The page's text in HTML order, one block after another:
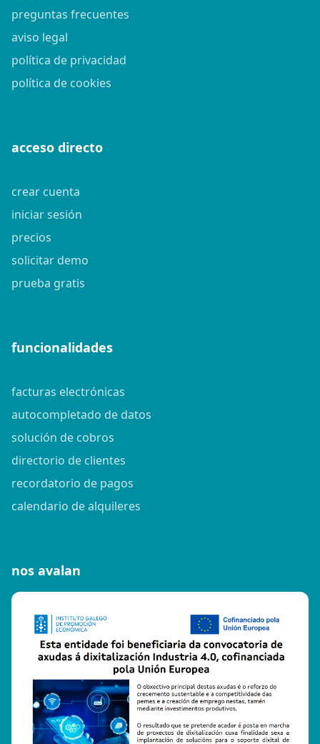
preguntas frecuentes
aviso legal
política de privacidad
política de cookies
acceso directo
crear cuenta
iniciar sesión
precios
solicitar demo
prueba gratis
funcionalidades
facturas electrónicas
autocompletado de datos
solución de cobros
directorio de clientes
recordatorio de pagos
calendario de alquileres
nos avalan